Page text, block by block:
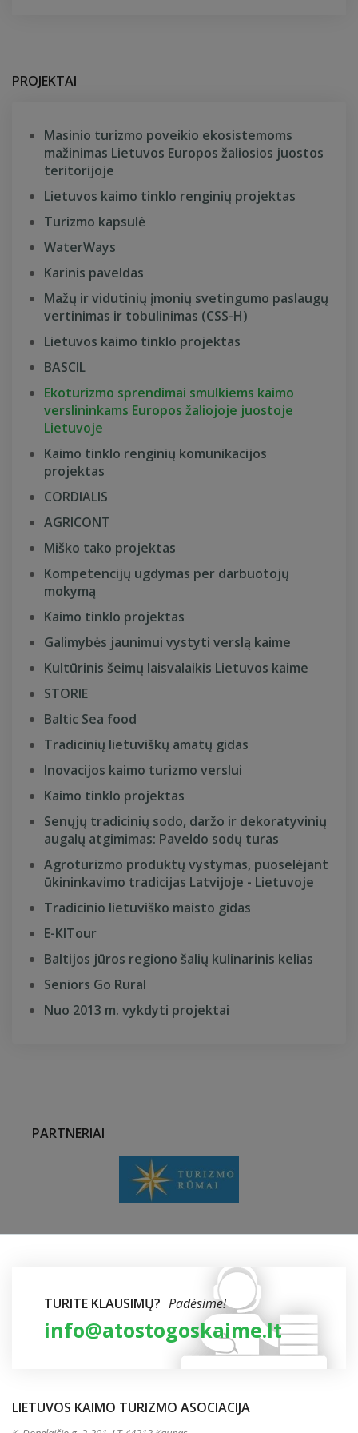
PROJEKTAI
Masinio turizmo poveikio ekosistemoms
mažinimas Lietuvos Europos žaliosios juostos
teritorijoje
Lietuvos kaimo tinklo renginių projektas
Turizmo kapsulė
WaterWays
Karinis paveldas
Mažų ir vidutinių įmonių svetingumo paslaugų
vertinimas ir tobulinimas (CSS-H)
Lietuvos kaimo tinklo projektas
BASCIL
Ekoturizmo sprendimai smulkiems kaimo
verslininkams Europos žaliojoje juostoje
Lietuvoje
Kaimo tinklo renginių komunikacijos
projektas
CORDIALIS
AGRICONT
Miško tako projektas
Kompetencijų ugdymas per darbuotojų
mokymą
Kaimo tinklo projektas
Galimybės jaunimui vystyti verslą kaime
Kultūrinis šeimų laisvalaikis Lietuvos kaime
STORIE
Baltic Sea food
Tradicinių lietuviškų amatų gidas
Inovacijos kaimo turizmo verslui
Kaimo tinklo projektas
Senųjų tradicinių sodo, daržo ir dekoratyvinių
augalų atgimimas: Paveldo sodų turas
Agroturizmo produktų vystymas, puoselėjant
ūkininkavimo tradicijas Latvijoje - Lietuvoje
Tradicinio lietuviško maisto gidas
E-KITour
Baltijos jūros regiono šalių kulinarinis kelias
Seniors Go Rural
Nuo 2013 m. vykdyti projektai
PARTNERIAI
TURITE KLAUSIMŲ? Padėsime!
info@atostogoskaime.lt
LIETUVOS KAIMO TURIZMO ASOCIACIJA